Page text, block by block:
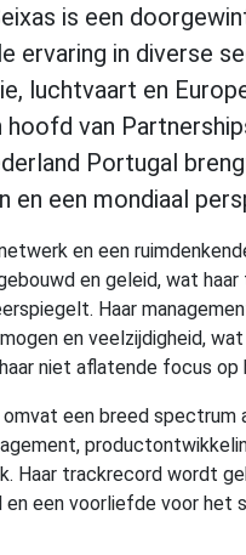
is een
ervaring in diverse
luchtvaart en
hoofd van
Portugal
en een mondiaal
en een
en geleid, wat
Haar
en veelzijdigheid,
niet aflatende focus
omvat een breed
Haar trackrecord wordt
en een voorliefde voor het